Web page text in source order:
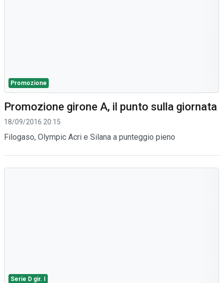
Promozione
Promozione girone A, il punto sulla giornata
18/09/2016 20:15
Filogaso, Olympic Acri e Silana a punteggio pieno
Serie D gir. I